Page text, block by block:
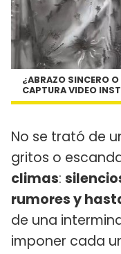
¿ABRAZO SINCERO
CAPTURA VIDEO
No se trató de
gritos o
climas:
rumores y
de una
imponer cada